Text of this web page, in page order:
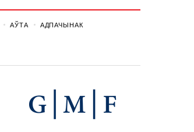
АЎТА АДПАЧЫНАК